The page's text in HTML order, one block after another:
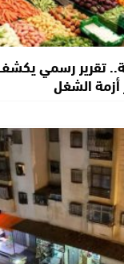
تقرير رسمي
أزمة الشغل